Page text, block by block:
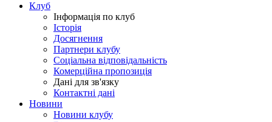
Клуб
Інформація по клуб
Історія
Досягнення
Партнери клубу
Соціальна відповідальність
Комерційна пропозиція
Дані для зв'язку
Контактні дані
Новини
Новини клубу